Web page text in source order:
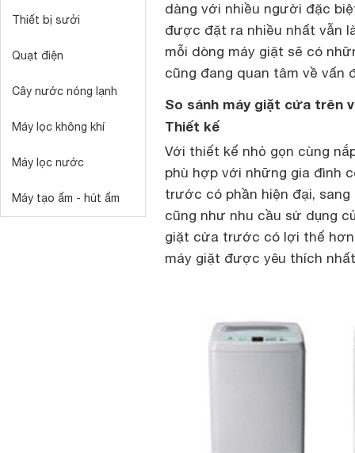
Thiết bị sưởi
Quạt điện
Cây nước nóng lạnh
Máy lọc không khí
Máy lọc nước
Máy tạo ẩm - hút ẩm
dàng với nhiều người đặc
được đặt ra nhiều nhất vẫn
mỗi dòng máy giặt sẽ có
cũng đang quan tâm về vấn
So sánh máy giặt cửa
Thiết kế
Với thiết kế nhỏ gọn cùng
phù hợp với những gia đình
trước có phần hiện đại,
cũng như nhu cầu sử dụng
giặt cửa trước có lợi thế hơn
máy giặt được yêu thích